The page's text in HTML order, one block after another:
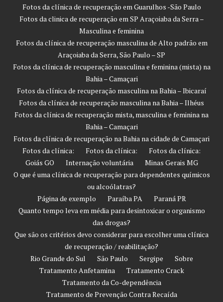
Fotos da clínica de recuperação em Guarulhos -São Paulo
Fotos da clinica de recuperação em SP Araçoiaba da Serra –
Masculina e feminina
Fotos da clínica de recuperação masculina de Alto padrão em
Araçoiaba da Serra, São Paulo – SP
Fotos da clínica de recuperação masculina e feminina (mista) na
Bahia – Camaçari
Fotos da clínica de recuperação masculina na Bahia – Ibicaraí
Fotos da clínica de recuperação masculina na Bahia – Ilhéus
Fotos da clínica de recuperação mista, masculina e feminina na
Bahia – Camaçari
Fotos da clínica de recuperação na Bahia na cidade de Camaçari
Fotos da clínica:
Fotos da clínica:
Fotos da clínica:
Goiás GO
Internação voluntária
Minas Gerais MG
O que é uma clínica de recuperação para dependentes químicos
ou alcoólatras?
Página de exemplo
Paraíba PA
Paraná PR
Quanto tempo leva em média para desintoxicar o organismo
das drogas?
Que são os critérios devo considerar para escolher uma clínica
de recuperação / reabilitação?
Rio Grande do Sul
São Paulo Sergipe
Sobre
Tratamento Anfetamina
Tratamento Crack
Tratamento da Co-dependência
Tratamento de Prevenção Contra Recaída